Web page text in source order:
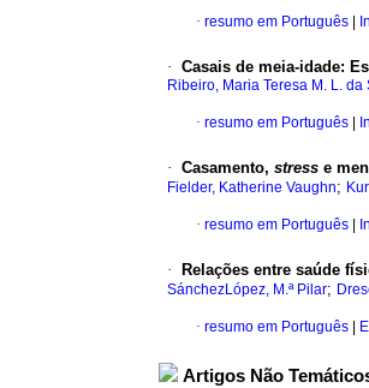
· resumo em Português
· Casais de meia‑idade:
Ribeiro, Maria Teresa M. L.
· resumo em Português
· Casamento, stress e
Fielder, Katherine Vaughn;
· resumo em Português
· Relações entre saúde
SánchezLópez, M.ª Pilar;
· resumo em Português
Artigos Não